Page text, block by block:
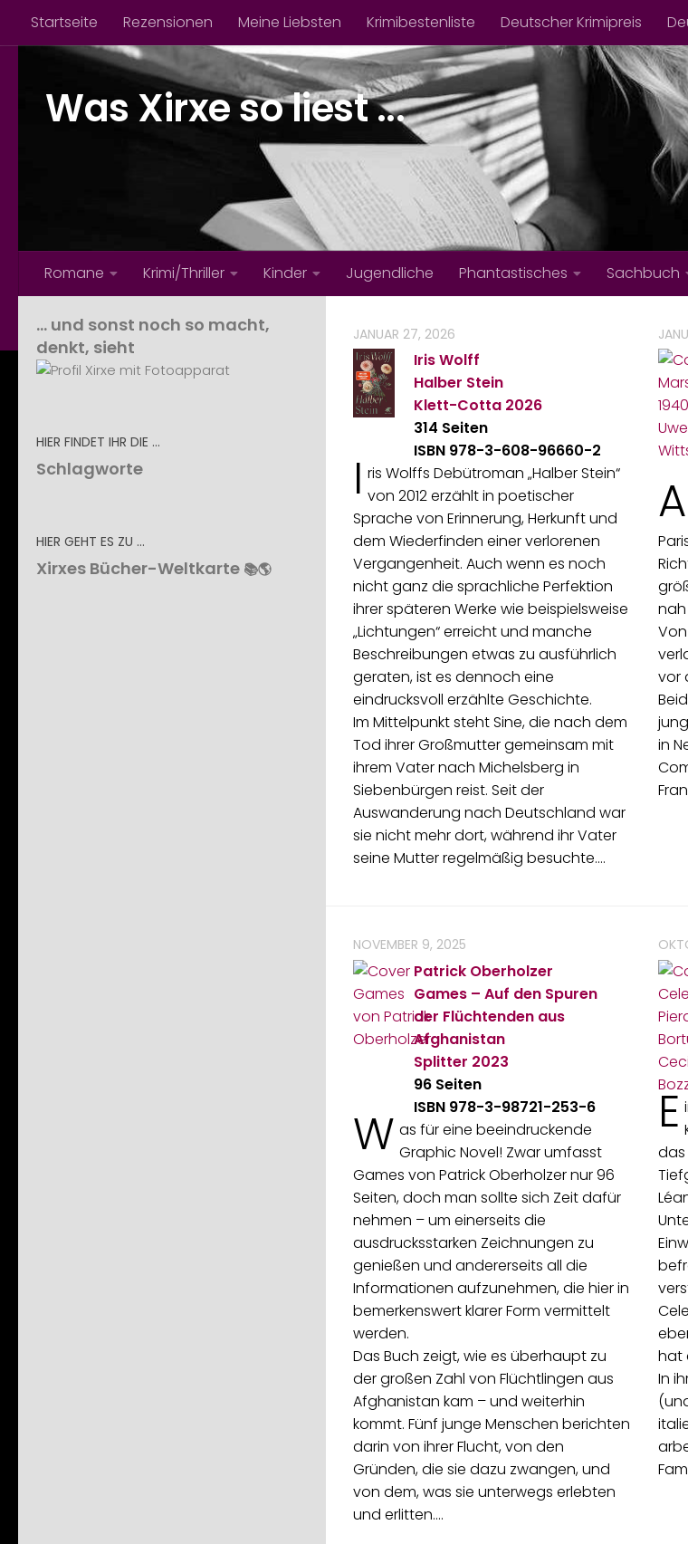
Zum Inhalt springen
Startseite Rezensionen Meine Liebsten Krimibestenliste Deutscher Krimipreis
Was Xirxe so liest ...
Romane Krimi/Thriller Kinder Jugendliche Phantastisches Sachbuch
JANUAR 27, 2026
Iris Wolff
Halber Stein
Klett-Cotta 2026
314 Seiten
ISBN 978-3-608-96660-2
I ris Wolffs Debütroman „Halber Stein“
von 2012 erzählt in poetischer
Sprache von Erinnerung, Herkunft und
dem Wiederfinden einer verlorenen
Vergangenheit. Auch wenn es noch
nicht ganz die sprachliche Perfektion
ihrer späteren Werke wie beispielsweise
„Lichtungen“ erreicht und manche
Beschreibungen etwas zu ausführlich
geraten, ist es dennoch eine
eindrucksvoll erzählte Geschichte.
Im Mittelpunkt steht Sine, die nach dem
Tod ihrer Großmutter gemeinsam mit
ihrem Vater nach Michelsberg in
Siebenbürgen reist. Seit der
Auswanderung nach Deutschland war
sie nicht mehr dort, während ihr Vater
seine Mutter regelmäßig besuchte.…
A
nah
vor
in
NOVEMBER 9, 2025
Patrick Oberholzer
Games – Auf den Spuren
der Flüchtenden aus
Afghanistan
Splitter 2023
96 Seiten
ISBN 978-3-98721-253-6
W as für eine beeindruckende
Graphic Novel! Zwar umfasst
Games von Patrick Oberholzer nur 96
Seiten, doch man sollte sich Zeit dafür
nehmen – um einerseits die
ausdrucksstarken Zeichnungen zu
genießen und andererseits all die
Informationen aufzunehmen, die hier in
bemerkenswert klarer Form vermittelt
werden.
Das Buch zeigt, wie es überhaupt zu
der großen Zahl von Flüchtlingen aus
Afghanistan kam – und weiterhin
kommt. Fünf junge Menschen berichten
darin von ihrer Flucht, von den
Gründen, die sie dazu zwangen, und
von dem, was sie unterwegs erlebten
und erlitten.…
E
das
hat
In
… und sonst noch so macht,
denkt, sieht
HIER FINDET IHR DIE …
Schlagworte
HIER GEHT ES ZU …
Xirxes Bücher-Weltkarte 📚🌎